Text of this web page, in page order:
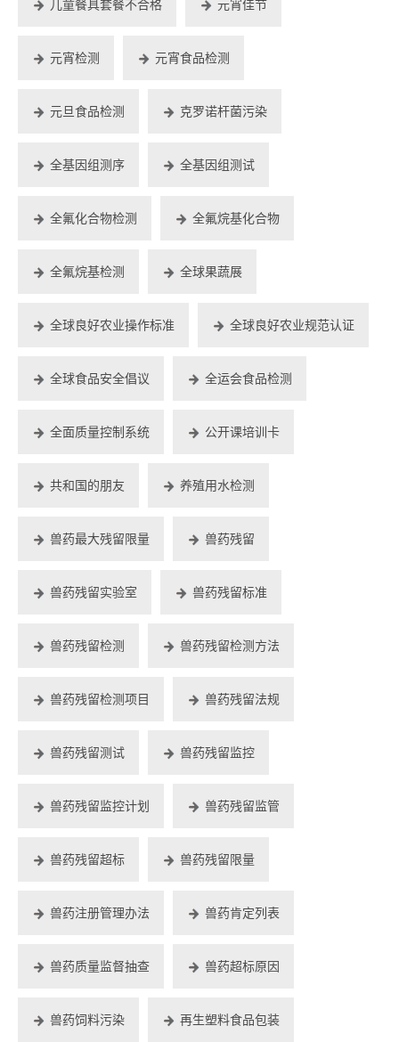
儿童餐具套餐不合格 元宵佳节
元宵检测 元宵食品检测
元旦食品检测 克罗诺杆菌污染
全基因组测序 全基因组测试
全氟化合物检测 全氟烷基化合物
全氟烷基检测 全球果蔬展
全球良好农业操作标准 全球良好农业规范认证
全球食品安全倡议 全运会食品检测
全面质量控制系统 公开课培训卡
共和国的朋友 养殖用水检测
兽药最大残留限量 兽药残留
兽药残留实验室 兽药残留标准
兽药残留检测 兽药残留检测方法
兽药残留检测项目 兽药残留法规
兽药残留测试 兽药残留监控
兽药残留监控计划 兽药残留监管
兽药残留超标 兽药残留限量
兽药注册管理办法 兽药肯定列表
兽药质量监督抽查 兽药超标原因
兽药饲料污染 再生塑料食品包装